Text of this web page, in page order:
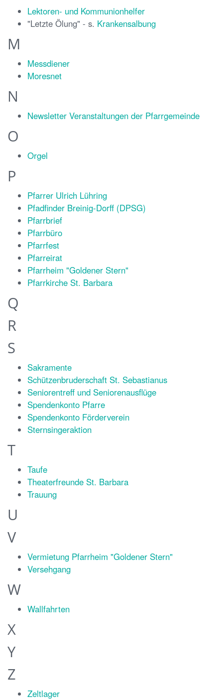
Lektoren- und Kommunionhelfer
"Letzte Ölung" - s. Krankensalbung
M
Messdiener
Moresnet
N
Newsletter Veranstaltungen der Pfarrgemeinde
O
Orgel
P
Pfarrer Ulrich Lühring
Pfadfinder Breinig-Dorff (DPSG)
Pfarrbrief
Pfarrbüro
Pfarrfest
Pfarreirat
Pfarrheim "Goldener Stern"
Pfarrkirche St. Barbara
Q
R
S
Sakramente
Schützenbruderschaft St. Sebastianus
Seniorentreff und Seniorenausflüge
Spendenkonto Pfarre
Spendenkonto Förderverein
Sternsingeraktion
T
Taufe
Theaterfreunde St. Barbara
Trauung
U
V
Vermietung Pfarrheim "Goldener Stern"
Versehgang
W
Wallfahrten
X
Y
Z
Zeltlager